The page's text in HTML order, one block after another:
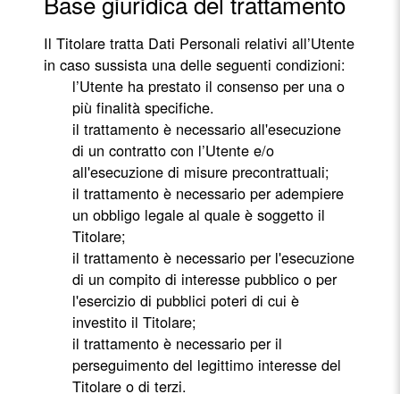
Il Titolare tratta Dati Personali relativi all’Utente
in caso sussista una delle seguenti condizioni:
l’Utente ha prestato il consenso per una o
più finalità specifiche.
il trattamento è necessario all'esecuzione
di un contratto con l’Utente e/o
all'esecuzione di misure precontrattuali;
il trattamento è necessario per adempiere
un obbligo legale al quale è soggetto il
Titolare;
il trattamento è necessario per l'esecuzione
di un compito di interesse pubblico o per
l'esercizio di pubblici poteri di cui è
investito il Titolare;
il trattamento è necessario per il
perseguimento del legittimo interesse del
Titolare o di terzi.